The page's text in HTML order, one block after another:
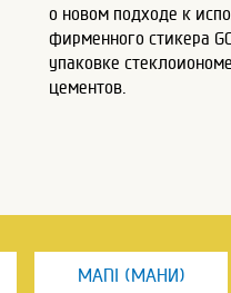
о новом подходе к
фирменного стикера
упаковке
цементов.
MANI (МАНИ)